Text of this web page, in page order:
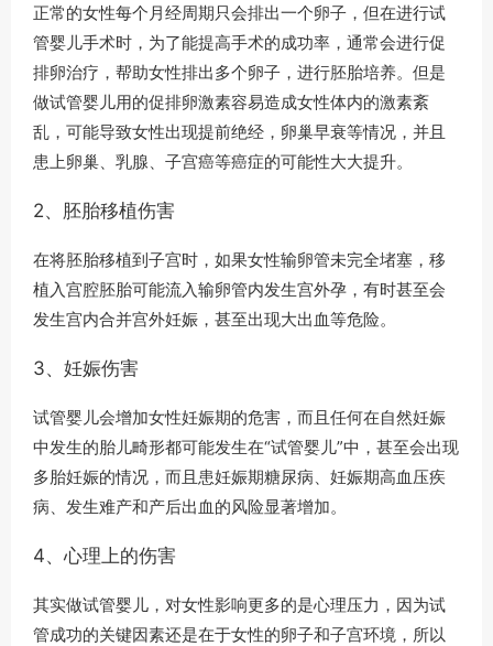
正常的女性每个月经周期只会排出一个卵子，但在进行试
管婴儿手术时，为了能提高手术的成功率，通常会进行促
排卵治疗，帮助女性排出多个卵子，进行胚胎培养。但是
做试管婴儿用的促排卵激素容易造成女性体内的激素紊
乱，可能导致女性出现提前绝经，卵巢早衰等情况，并且
患上卵巢、乳腺、子宫癌等癌症的可能性大大提升。
2、胚胎移植伤害
在将胚胎移植到子宫时，如果女性输卵管未完全堵塞，移
植入宫腔胚胎可能流入输卵管内发生宫外孕，有时甚至会
发生宫内合并宫外妊娠，甚至出现大出血等危险。
3、妊娠伤害
试管婴儿会增加女性妊娠期的危害，而且任何在自然妊娠
中发生的胎儿畸形都可能发生在“试管婴儿”中，甚至会出现
多胎妊娠的情况，而且患妊娠期糖尿病、妊娠期高血压疾
病、发生难产和产后出血的风险显著增加。
4、心理上的伤害
其实做试管婴儿，对女性影响更多的是心理压力，因为试
管成功的关键因素还是在于女性的卵子和子宫环境，所以